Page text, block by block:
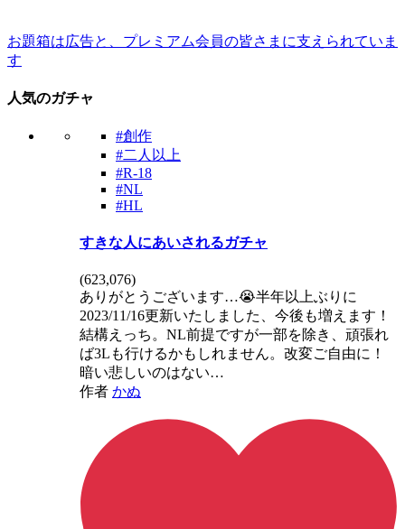
お題箱は広告と、プレミアム会員の皆さまに支えられていま
す
人気のガチャ
#創作
#二人以上
#R-18
#NL
#HL
すきな人にあいされるガチャ
(623,076)
ありがとうございます…😭半年以上ぶりに
2023/11/16更新いたしました、今後も増えます！
結構えっち。NL前提ですが一部を除き、頑張れ
ば3Lも行けるかもしれません。改変ご自由に！
暗い悲しいのはない…
作者 かぬ